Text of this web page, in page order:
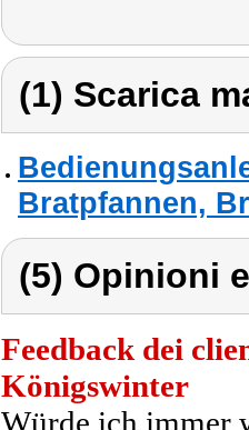
(1) Scarica
Bratpfannen,
(5) Opinioni
Feedback dei
Königswinter
Würde ich immer